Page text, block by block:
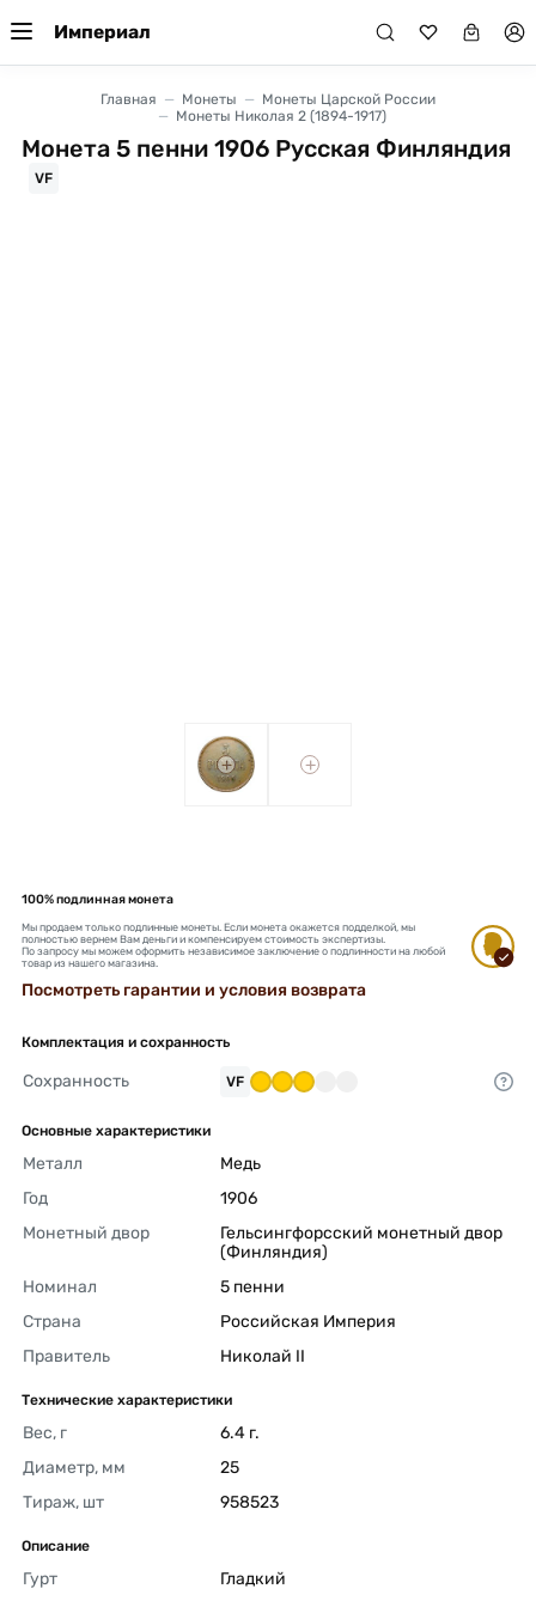
Империал
Главная Монеты
Монеты Царской России
Монеты Николая 2 (1894-1917)
Монета 5 пенни 1906 Русская Финляндия
VF
+ +
100% подлинная монета
Мы продаем только подлинные монеты. Если монета окажется подделкой, мы
полностью вернем Вам деньги и компенсируем стоимость экспертизы.
По запросу мы можем оформить независимое заключение о подлинности на любой
товар из нашего магазина.
Посмотреть гарантии и условия возврата
Комплектация и сохранность
Сохранность VF
Основные характеристики
Металл
Медь
Год
1906
Монетный двор
Гельсингфорсский монетный двор
(Финляндия)
Номинал
5 пенни
Страна
Российская Империя
Правитель
Николай II
Технические характеристики
Вес, г
6.4 г.
Диаметр, мм
25
Тираж, шт
958523
Описание
Гурт Гладкий